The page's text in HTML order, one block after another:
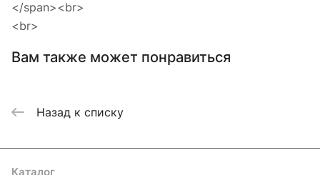
</span><br>
<br>
Вам также может понравиться
Назад к списку
Каталог